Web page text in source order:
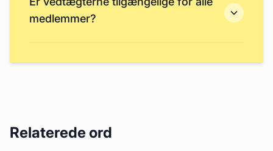
medlemmer?
Relaterede ord